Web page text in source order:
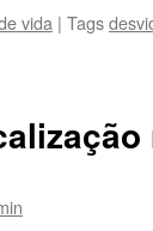
vida | Tags